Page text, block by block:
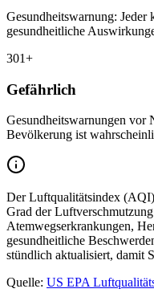
Gesundheitswarnung: Jeder
gesundheitliche
301+
Gefährlich
Gesundheitswarnungen vor
Bevölkerung ist
Der Luftqualitätsindex
Grad der
Atemwegserkrankungen,
gesundheitliche
stündlich aktualisiert, damit
Quelle: US EPA